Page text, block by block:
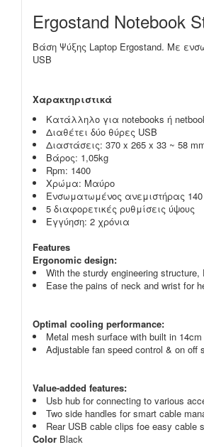
Ergostand Notebook
Βάση Ψύξης Laptop Ergostand. Με
USB
Χαρακτηριστικά
Κατάλληλο για notebooks ή netbooks
Διαθέτει δύο θύρες USB
Διαστάσεις: 370 x 265 x 33 ~ 58
Βάρος: 1,05kg
Rpm: 1400
Χρώμα: Μαύρο
Ενσωματωμένος ανεμιστήρας
5 διαφορετικές ρυθμίσεις ύψους
Εγγύηση: 2 χρόνια
Features
Ergonomic design:
With the sturdy engineering
Ease the pains of neck and wrist for
Optimal cooling performance:
Metal mesh surface with built in
Adjustable fan speed control & on off
Value-added features:
Usb hub for connecting to various
Two side handles for smart cable
Rear USB cable clips foe easy cable
Color Black